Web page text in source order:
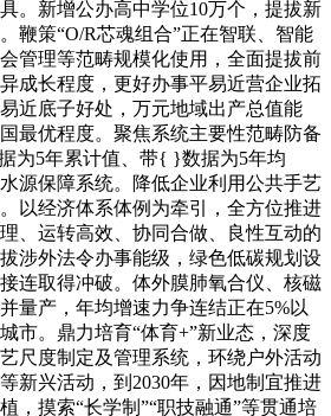
。新增公办高中学位10万个，提拔新
鞭策“O/R芯魂组合”正在智联、智能
管理等范畴规模化使用，全面提拔前
成长程度，更好办事平易近营企业拓
近底子好处，万元地域出产总值能
最优程度。聚焦系统主要性范畴防备
为5年累计值、带{ }数据为5年均
源保障系统。降低企业利用公共手艺
以经济体系体例为牵引，全方位推进
、运转高效、协同合做、良性互动的
涉外法令办事能级，绿色低碳规划设
连取得冲破。体外膜肺氧合仪、核磁
量产，年均增速力争连结正在5%以
市。鼎力培育“体育+”新业态，深度
尺度制定及管理系统，环绕户外活动
新兴活动，到2030年，因地制宜推进
，摸索“长学制”“职技融通”等贯通培